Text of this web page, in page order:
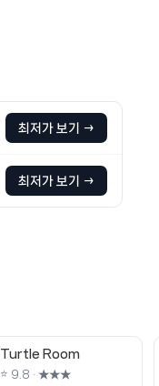
최저가 보기 →
최저가 보기 →
Turtle Room
⭐ 9.8 · ★★★